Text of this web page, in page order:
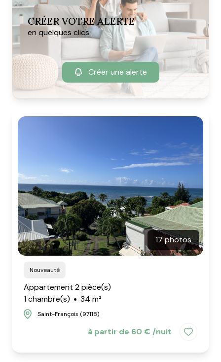
CRÉER VOTRE ALERTE
en quelques clics
Créer une alerte
17 photos
Nouveauté
Appartement 2 pièce(s)
1 chambre(s)
34 m²
Saint-François (97118)
à partir de 60 € /nuit